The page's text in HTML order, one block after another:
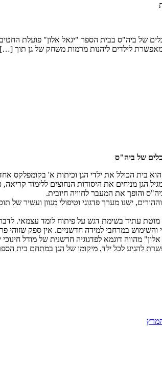
לילדים ליהנות מרמות משחק של גן תוך […]
של ביה"ס
פועלת החטיבה הצעירה כבר 7 שנים. החט"צ הוא בית הכולל את
הגן מניחים את היסודות הנחוצים ללימוד
והופך את המעבר לחוויה חיובית.
ישנו מערך פדגוגי וטיפולי מגוון ועשיר
עתיד בשימת דגש על פיתוח לומד עצמאי.
במרחבי למידה חדשניים. אין ספק שזוהי
מהווה דוגמא לפדגוגיה חדשנית של מודל
להגיע לכל ילד, מיקומו של הגן במתחם בית